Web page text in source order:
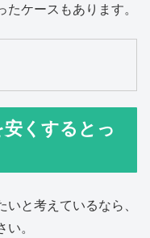
ケースもあります。
くするとっ
と考えているなら、
。